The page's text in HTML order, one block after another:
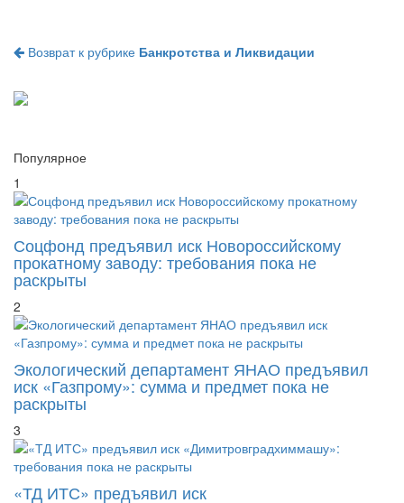
1
Соцфонд предъявил иск Новороссийскому
прокатному заводу: требования пока не
раскрыты
2
Экологический департамент ЯНАО предъявил
иск «Газпрому»: сумма и предмет пока не
раскрыты
3
«ТД ИТС» предъявил иск
«Димитровградхиммашу»: требования пока не